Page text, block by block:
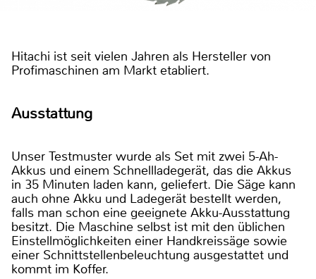
Hitachi ist seit vielen Jahren als Hersteller von
Profimaschinen am Markt etabliert.
Ausstattung
Unser Testmuster wurde als Set mit zwei 5-Ah-
Akkus und einem Schnellladegerät, das die Akkus
in 35 Minuten laden kann, geliefert. Die Säge kann
auch ohne Akku und Ladegerät bestellt werden,
falls man schon eine geeignete Akku-Ausstattung
besitzt. Die Maschine selbst ist mit den üblichen
Einstellmöglichkeiten einer Handkreissäge sowie
einer Schnittstellenbeleuchtung ausgestattet und
kommt im Koffer.